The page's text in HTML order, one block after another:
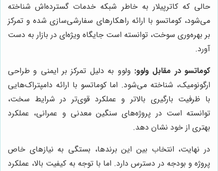
حالی که کاترپیلار به خاطر شبکه خدمات گسترده‌اش شناخته
می‌شود، کوماتسو با ارائه راهکارهای سفارشی‌سازی شده و تمرکز
بر بهره‌وری سوخت، توانسته است جایگاه ویژه‌ای در بازار به دست
آورد.
کوماتسو در مقابل ولوو: ولوو به دلیل تمرکز بر ایمنی و طراحی
ارگونومیک، شناخته می‌شود. اما کوماتسو با ارائه دامپتراک‌هایی
با ظرفیت بارگیری بالاتر و عملکرد قوی‌تر در شرایط سخت،
توانسته است در پروژه‌های سنگین معدنی و عمرانی، عملکرد
بهتری از خود نشان دهد.
در نهایت، انتخاب بین این برندها، بستگی به نیازهای خاص
پروژه و بودجه در دسترس دارد. اما با توجه به کیفیت بالا، عملکرد